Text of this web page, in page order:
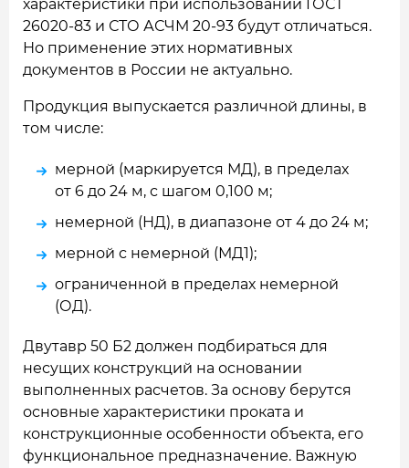
характеристики при использовании ГОСТ
26020-83 и СТО АСЧМ 20-93 будут отличаться.
Но применение этих нормативных
документов в России не актуально.
Продукция выпускается различной длины, в
том числе:
мерной (маркируется МД), в пределах
от 6 до 24 м, с шагом 0,100 м;
немерной (НД), в диапазоне от 4 до 24 м;
мерной с немерной (МД1);
ограниченной в пределах немерной
(ОД).
Двутавр 50 Б2 должен подбираться для
несущих конструкций на основании
выполненных расчетов. За основу берутся
основные характеристики проката и
конструкционные особенности объекта, его
функциональное предназначение. Важную